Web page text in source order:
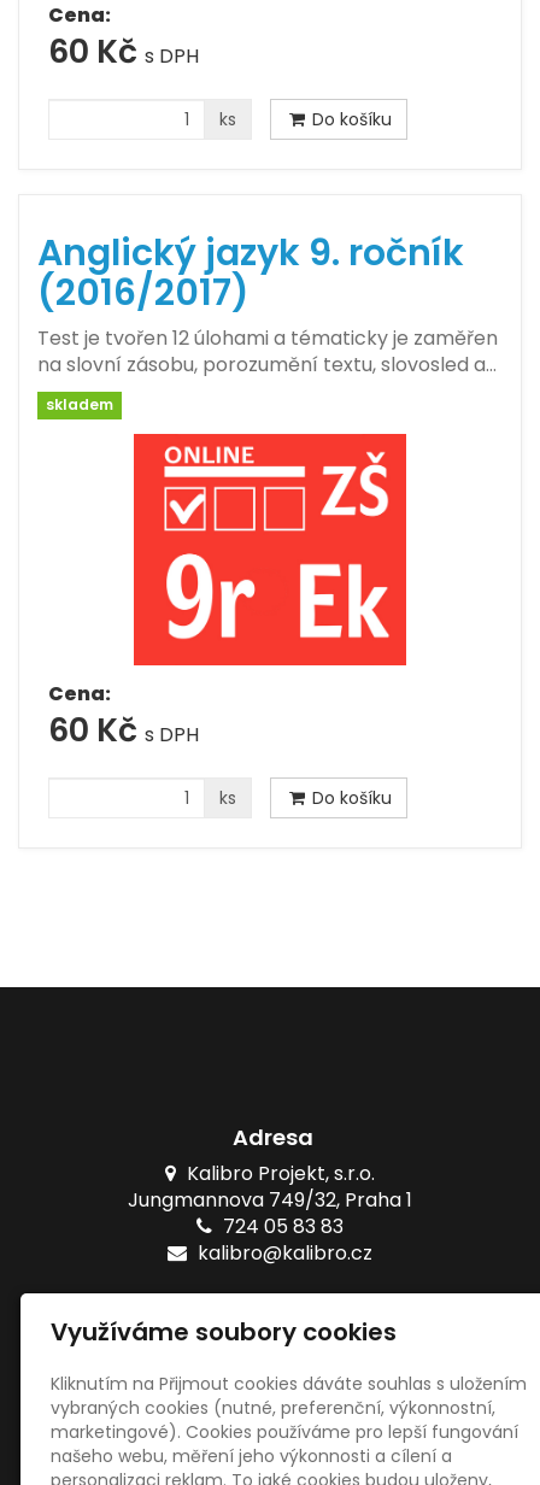
Cena:
60 Kč s DPH
ks Do košíku
Anglický jazyk 9. ročník
(2016/2017)
Test je tvořen 12 úlohami a tématicky je zaměřen
na slovní zásobu, porozumění textu, slovosled a…
skladem
Cena:
60 Kč s DPH
ks Do košíku
Adresa
Kalibro Projekt, s.r.o.
Jungmannova 749/32, Praha 1
724 05 83 83
kalibro@kalibro.cz
Naše testy
Online testy ZŠ
Tištěné testy ZŠ
Sociální sítě
Využíváme soubory cookies
Kliknutím na Přijmout cookies dáváte souhlas s uložením
vybraných cookies (nutné, preferenční, výkonnostní,
marketingové). Cookies používáme pro lepší fungování
našeho webu, měření jeho výkonnosti a cílení a
personalizaci reklam. To jaké cookies budou uloženy,